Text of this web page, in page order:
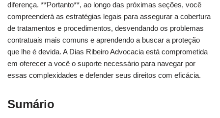
diferença. **Portanto**, ao longo das próximas seções, você
compreenderá as estratégias legais para assegurar a cobertura
de tratamentos e procedimentos, desvendando os problemas
contratuais mais comuns e aprendendo a buscar a proteção
que lhe é devida. A Dias Ribeiro Advocacia está comprometida
em oferecer a você o suporte necessário para navegar por
essas complexidades e defender seus direitos com eficácia.
Sumário